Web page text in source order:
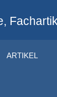
ARTIKEL